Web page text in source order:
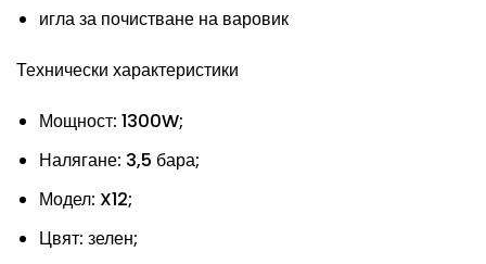
игла за почистване на варовик
Технически характеристики
Мощност: 1300W;
Налягане: 3,5 бара;
Модел: X12;
Цвят: зелен;